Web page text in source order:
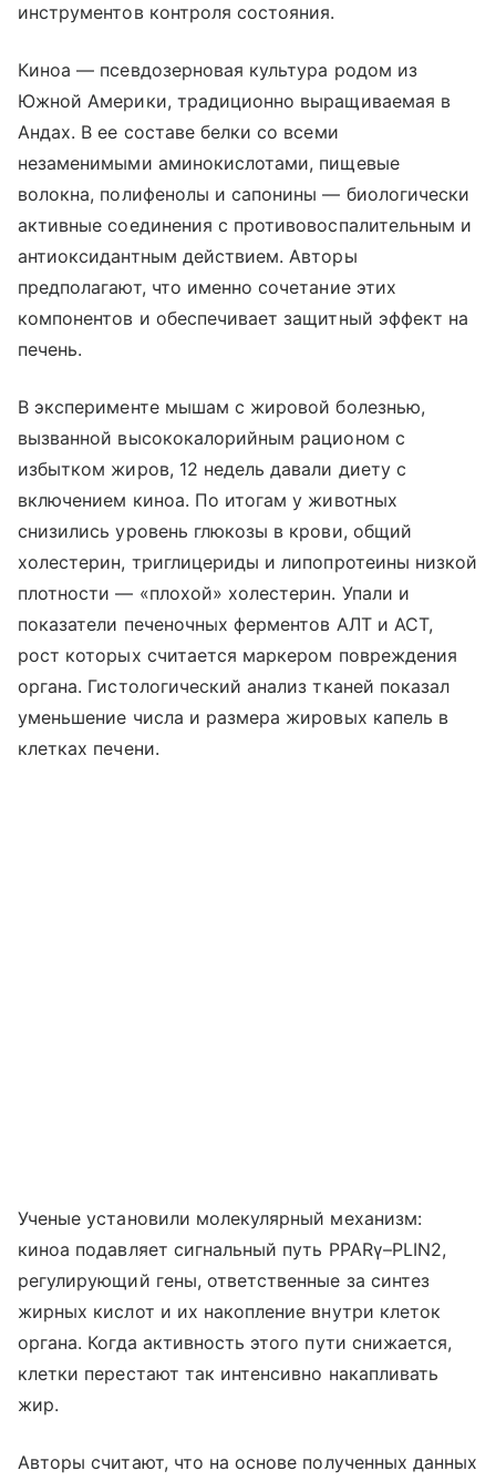
инструментов контроля состояния.
Киноа — псевдозерновая культура родом из
Южной Америки, традиционно выращиваемая в
Андах. В ее составе белки со всеми
незаменимыми аминокислотами, пищевые
волокна, полифенолы и сапонины — биологически
активные соединения с противовоспалительным и
антиоксидантным действием. Авторы
предполагают, что именно сочетание этих
компонентов и обеспечивает защитный эффект на
печень.
В эксперименте мышам с жировой болезнью,
вызванной высококалорийным рационом с
избытком жиров, 12 недель давали диету с
включением киноа. По итогам у животных
снизились уровень глюкозы в крови, общий
холестерин, триглицериды и липопротеины низкой
плотности — «плохой» холестерин. Упали и
показатели печеночных ферментов АЛТ и АСТ,
рост которых считается маркером повреждения
органа. Гистологический анализ тканей показал
уменьшение числа и размера жировых капель в
клетках печени.
Ученые установили молекулярный механизм:
киноа подавляет сигнальный путь PPARγ–PLIN2,
регулирующий гены, ответственные за синтез
жирных кислот и их накопление внутри клеток
органа. Когда активность этого пути снижается,
клетки перестают так интенсивно накапливать
жир.
Авторы считают, что на основе полученных данных